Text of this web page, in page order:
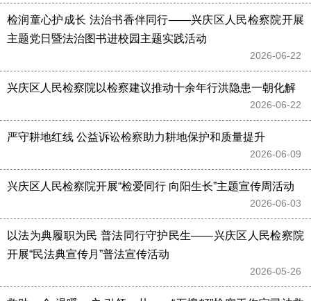
检润童心护成长 法治书香伴同行——兴庆区人民检察院开展
主题党日暨法治图书进校园主题实践活动
2026-06-22
兴庆区人民检察院以检察建议推动十余年行洪隐患一朝化解
2026-06-22
严守耕地红线 公益诉讼检察助力耕地保护和质量提升
2026-06-09
兴庆区人民检察院开展“检爱同行 向阳生长”主题宣传周活动
2026-06-03
以法为典履职为民 普法同行守护民生——兴庆区人民检察院
开展“民法典宣传月”普法宣传活动
2026-05-26